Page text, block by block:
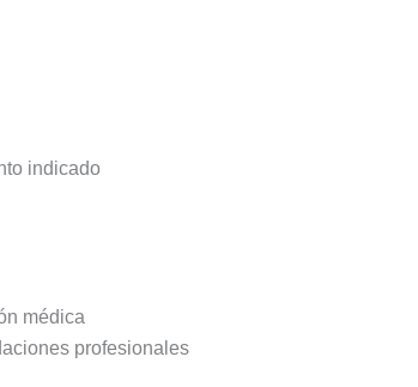
indicado
médica
profesionales